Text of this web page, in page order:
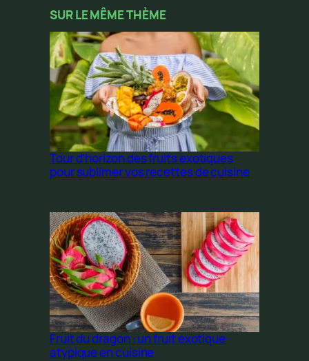
SUR LE MÊME THÈME
Tour d’horizon des fruits exotiques
pour sublimer vos recettes de cuisine
Fruit du dragon : un fruit exotique
atypique en cuisine